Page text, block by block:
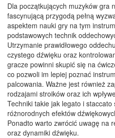
Dla początkujących muzyków gra
fascynującą przygodą pełną
aspektem nauki gry na tym
podstawowych technik
Utrzymanie prawidłowego
czystego dźwięku oraz
gracze powinni skupić się na
co pozwoli im lepiej poznać
palcowania. Ważne jest również
rodzajami stroików oraz ich
Techniki takie jak legato i
różnorodnych efektów
Ponadto warto zwrócić uwagę na
oraz dynamiki dźwięku.